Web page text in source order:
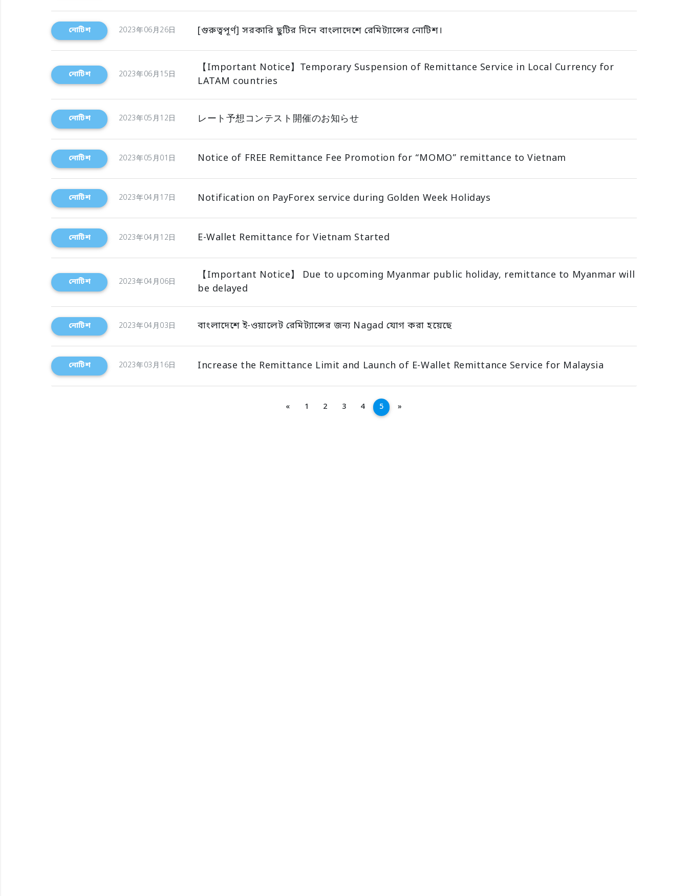
নোটিশ 2023年06月26日 [গুরুত্বপূর্ণ] সরকারি ছুটির দিনে বাংলাদেশে রেমিট্যান্সের নোটিশ।
নোটিশ 2023年06月15日
【Important Notice】Temporary Suspension of Remittance Service in Local Currency for
LATAM countries
নোটিশ 2023年05月12日 レート予想コンテスト開催のお知らせ
নোটিশ 2023年05月01日 Notice of FREE Remittance Fee Promotion for “MOMO” remittance to Vietnam
নোটিশ 2023年04月17日 Notification on PayForex service during Golden Week Holidays
নোটিশ 2023年04月12日 E-Wallet Remittance for Vietnam Started
নোটিশ 2023年04月06日
【Important Notice】 Due to upcoming Myanmar public holiday, remittance to Myanmar will
be delayed
নোটিশ 2023年04月03日 বাংলাদেশে ই-ওয়ালেট রেমিট্যান্সের জন্য Nagad যোগ করা হয়েছে
নোটিশ 2023年03月16日 Increase the Remittance Limit and Launch of E-Wallet Remittance Service for Malaysia
«আগে1 2 3 4 5 »